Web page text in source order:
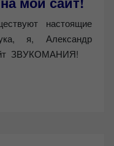
настоящие
я, Александр
ЗВУКОМАНИЯ!